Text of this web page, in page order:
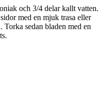
och 3/4 delar kallt vatten.
med en mjuk trasa eller
sedan bladen med en